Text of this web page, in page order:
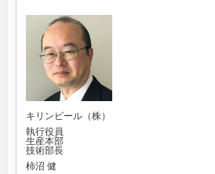
キリンビール（株）
執行役員
生産本部
技術部長
柿沼 健